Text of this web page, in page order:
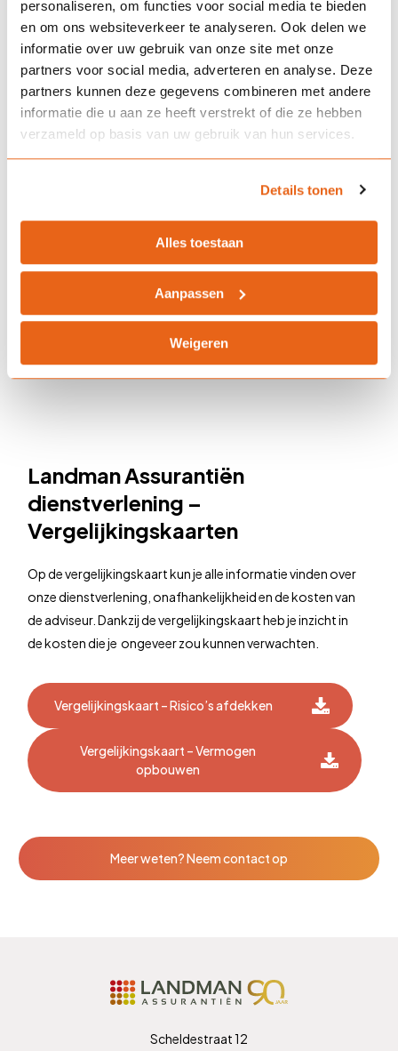
personaliseren, om functies voor social media te bieden
en om ons websiteverkeer te analyseren. Ook delen we
informatie over uw gebruik van onze site met onze
partners voor social media, adverteren en analyse. Deze
partners kunnen deze gegevens combineren met andere
informatie die u aan ze heeft verstrekt of die ze hebben
verzameld op basis van uw gebruik van hun services.
Details tonen
Alles toestaan
Aanpassen
Weigeren
aangesloten bij het Klachteninstituut Financiële
Dienstverlening (Kifid) en onderschrijven het reglement.
www.kifid.nl
Landman Assurantiën
dienstverlening –
Vergelijkingskaarten
Op de vergelijkingskaart kun je alle informatie vinden over
onze dienstverlening, onafhankelijkheid en de kosten van
de adviseur. Dankzij de vergelijkingskaart heb je inzicht in
de kosten die je ongeveer zou kunnen verwachten.
Vergelijkingskaart – Risico’s afdekken
Vergelijkingskaart – Vermogen
opbouwen
Meer weten? Neem contact op
Scheldestraat 12